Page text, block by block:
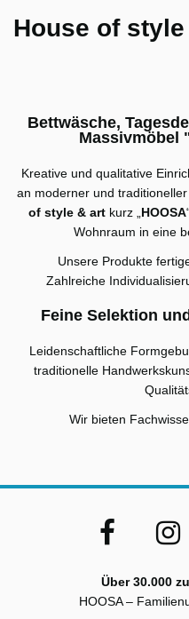
House of
Bettwäsche,
Massivmöbel
Kreative und qualitative
an moderner und
of style & artkurz „ HOOSA
Wohnraum in eine
Unsere Produkte
Zahlreiche
Feine Selektion
Leidenschaftliche
traditionelle
Wir bieten
Über 30.000
HOOSA –